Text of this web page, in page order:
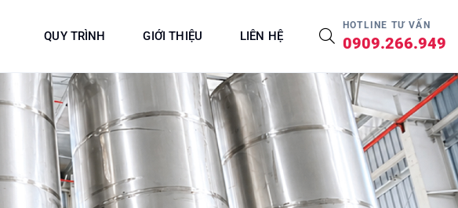
QUY TRÌNH GIỚI THIỆU LIÊN HỆ
HOTLINE TƯ VẤN
0909.266.949